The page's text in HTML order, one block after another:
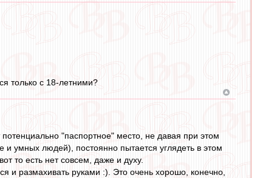
только с 18-летними?
"паспортное" место, не давая при этом
и умных людей), постоянно пытается углядеть в этом
то есть нет совсем, даже и духу.
и размахивать руками :). Это очень хорошо, конечно,